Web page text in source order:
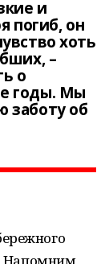
и
погиб, он
хоть
–
о
годы. Мы
заботу об